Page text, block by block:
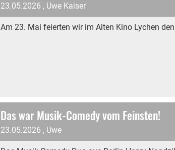
23.05.2026 , Uwe Kaiser
Am 23. Mai feierten wir im Alten Kino Lychen
Das war Musik-Comedy vom Feinsten!
23.05.2026 , Uwe